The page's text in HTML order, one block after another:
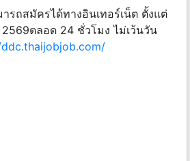
รถสมัครได้ทางอินเทอร์เน็ต ตั้งแต่
ตลอด 24 ชั่วโมง ไม่เว้นวัน